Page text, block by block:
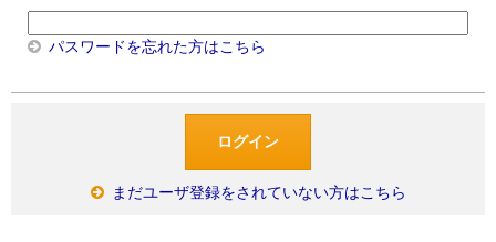
パスワードを忘れた方はこちら
まだユーザ登録をされていない方はこちら